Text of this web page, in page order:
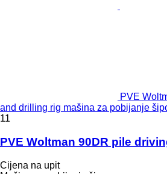
PVE
and drilling rig mašina za pobijanje
11
PVE Woltman 90DR pile
Cijena na upit